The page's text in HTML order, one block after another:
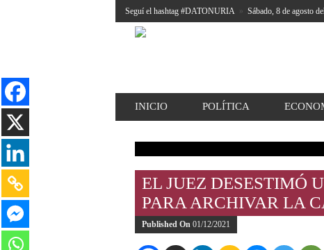
Seguí el hashtag #DATONURIA » Sábado, 8 de agosto
INICIO POLÍTICA
EL JUEZ DESESTIMÓ
PARA ARCHIVAR LA
Published On 01/12/2021